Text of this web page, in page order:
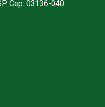
Cep: 03136-040